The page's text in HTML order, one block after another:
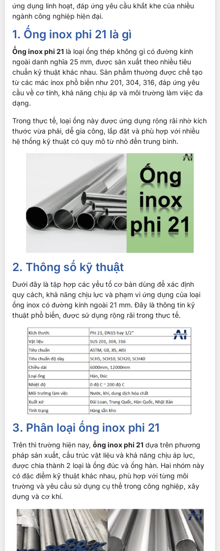
ứng dụng linh hoạt, đáp ứng yêu cầu khắt khe của nhiều
ngành công nghiệp hiện đại.
1. Ống inox phi 21 là gì
Ống inox phi 21 là loại ống thép không gỉ có đường kính
ngoài danh nghĩa 25 mm, được sản xuất theo nhiều tiêu
chuẩn kỹ thuật khác nhau. Sản phẩm thường được chế tạo
từ các mác inox phổ biến như 201, 304, 316, đáp ứng yêu
cầu về cơ tính, khả năng chịu áp và môi trường làm việc đa
dạng.
Trong thực tế, loại ống này được ứng dụng rộng rãi nhờ kích
thước vừa phải, dễ gia công, lắp đặt và phù hợp với nhiều
hệ thống kỹ thuật có quy mô từ nhỏ đến trung bình.
2. Thông số kỹ thuật
Dưới đây là tập hợp các yếu tố cơ bản dùng để xác định
quy cách, khả năng chịu lực và phạm vi ứng dụng của loại
ống inox có đường kính ngoài 21 mm. Đây là thông tin kỹ
thuật phổ biến, được sử dụng rộng rãi trong thực tế.
3. Phân loại ống inox phi 21
Trên thì trường hiện nay, ống inox phi 21 dựa trên phương
pháp sản xuất, cấu trúc vật liệu và khả năng chịu áp lực,
được chia thành 2 loại là ống đúc và ống hàn. Hai nhóm này
có đặc điểm kỹ thuật khác nhau, phù hợp với từng môi
trường và yêu cầu sử dụng cụ thể trong công nghiệp, xây
dựng và cơ khí.